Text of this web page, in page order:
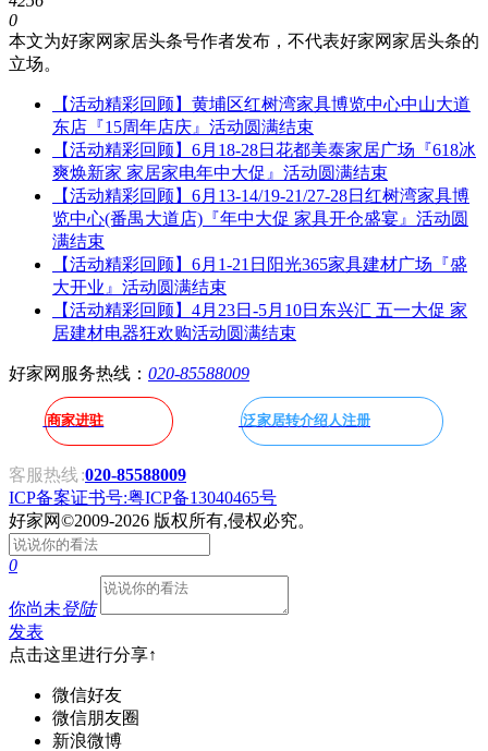
0
本文为好家网家居头条号作者发布，不代表好家网家居头条的
立场。
【活动精彩回顾】黄埔区红树湾家具博览中心中山大道
东店『15周年店庆』活动圆满结束
【活动精彩回顾】6月18-28日花都美泰家居广场『618冰
爽焕新家 家居家电年中大促』活动圆满结束
【活动精彩回顾】6月13-14/19-21/27-28日红树湾家具博
览中心(番禺大道店)『年中大促 家具开仓盛宴』活动圆
满结束
【活动精彩回顾】6月1-21日阳光365家具建材广场『盛
大开业』活动圆满结束
【活动精彩回顾】4月23日-5月10日东兴汇 五一大促 家
居建材电器狂欢购活动圆满结束
好家网服务热线： 020-85588009
商家进驻 泛家居转介绍人注册
客服热线 :020-85588009
ICP备案证书号:粤ICP备13040465号
好家网©2009-2026 版权所有,侵权必究。
0
你尚未登陆
发表
点击这里进行分享↑
微信好友
微信朋友圈
新浪微博